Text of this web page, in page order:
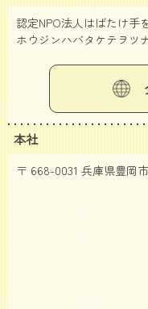
認定NPO法人はばたけ手
ホウジンハバタケテヲツ
本社
〒 668-0031 兵庫県豊岡